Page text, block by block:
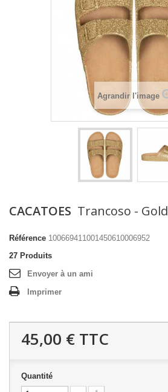
Agrandir l'image
CACATOES Trancoso - Gold
Référence 100669411001450610006952
27 Produits
Envoyer à un ami
Imprimer
45,00 € TTC
Quantité